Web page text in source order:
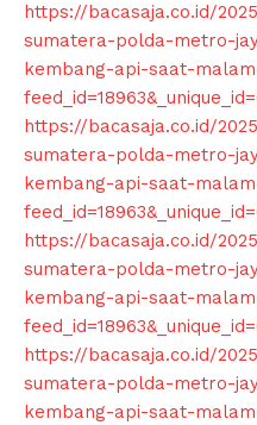
https://bacasaja.co.id/
sumatera-polda-metro-
kembang-api-saat-
https://bacasaja.co.id/
sumatera-polda-metro-
kembang-api-saat-
https://bacasaja.co.id/
sumatera-polda-metro-
kembang-api-saat-
https://bacasaja.co.id/
sumatera-polda-metro-
kembang-api-saat-